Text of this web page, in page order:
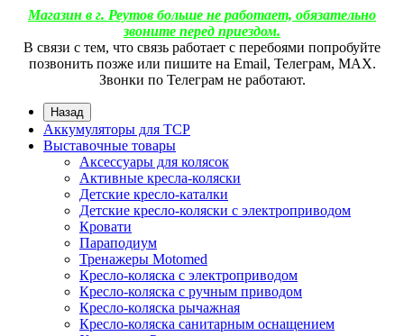
Магазин в г. Реутов больше не работает, обязательно
звоните перед приездом.
В связи с тем, что связь работает с перебоями попробуйте
позвонить позже или пишите на Email, Телеграм, МАХ.
Звонки по Телеграм не работают.
Назад
Аккумуляторы для ТСР
Выставочные товары
Аксессуары для колясок
Активные кресла-коляски
Детские кресло-каталки
Детские кресло-коляски с электроприводом
Кровати
Параподиум
Тренажеры Motomed
Кресло-коляска с электроприводом
Кресло-коляска с ручным приводом
Кресло-коляска рычажная
Кресло-коляска санитарным оснащением